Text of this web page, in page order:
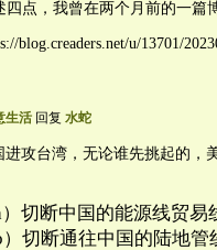
四点，我曾在两个月前的一篇
blog.creaders.net/u/13701/
生活回复 水蛇
进攻台湾，无论谁先挑起的，
）切断中国的能源线贸
）切断通往中国的陆地